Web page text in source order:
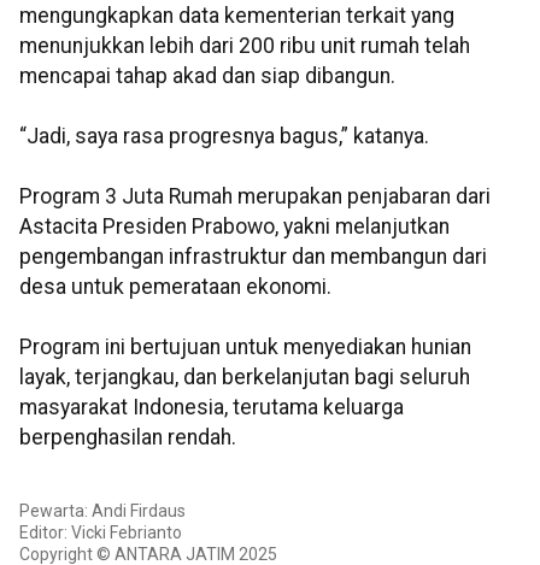
mengungkapkan data kementerian terkait yang
menunjukkan lebih dari 200 ribu unit rumah telah
mencapai tahap akad dan siap dibangun.
“Jadi, saya rasa progresnya bagus,” katanya.
Program 3 Juta Rumah merupakan penjabaran dari
Astacita Presiden Prabowo, yakni melanjutkan
pengembangan infrastruktur dan membangun dari
desa untuk pemerataan ekonomi.
Program ini bertujuan untuk menyediakan hunian
layak, terjangkau, dan berkelanjutan bagi seluruh
masyarakat Indonesia, terutama keluarga
berpenghasilan rendah.
Pewarta: Andi Firdaus
Editor: Vicki Febrianto
Copyright © ANTARA JATIM 2025